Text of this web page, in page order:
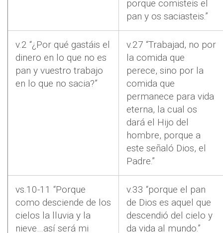
porque comisteis el
pan y os saciasteis.”
v.2 “¿Por qué gastáis el
dinero en lo que no es
pan y vuestro trabajo
en lo que no sacia?”
v.27 “Trabajad, no por
la comida que
perece, sino por la
comida que
permanece para vida
eterna, la cual os
dará el Hijo del
hombre, porque a
este señaló Dios, el
Padre.”
vs.10-11 “Porque
como desciende de los
cielos la lluvia y la
nieve…así será mi
v.33 “porque el pan
de Dios es aquel que
descendió del cielo y
da vida al mundo.”